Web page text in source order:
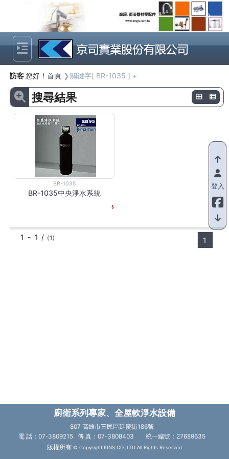
Previous Next
訪客您好！ 首頁 關鍵字[ BR-1035 ] +
搜尋結果
BR-1035
BR-1035中央淨水系統
1 ~ 1 / (1) 1
登入
廚衛系列專家、全屋軟淨水設備
807 高雄市三民區延慶街186號
電 話：07-3809215 傳 真：07-3808403
統一編號：27689635
版權所有 © Copyright KINS CO.,LTD All Rights Reserved